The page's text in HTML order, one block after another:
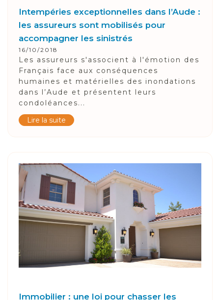
Intempéries exceptionnelles dans l’Aude :
les assureurs sont mobilisés pour
accompagner les sinistrés
16/10/2018
Les assureurs s'associent à l'émotion des
Français face aux conséquences
humaines et matérielles des inondations
dans l’Aude et présentent leurs
condoléances...
Lire la suite
Immobilier : une loi pour chasser les